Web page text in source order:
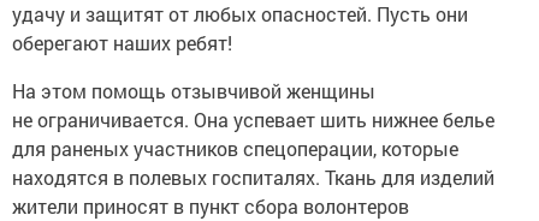
удачу и защитят от любых опасностей. Пусть они
оберегают наших ребят!
На этом помощь отзывчивой женщины
не ограничивается. Она успевает шить нижнее белье
для раненых участников спецоперации, которые
находятся в полевых госпиталях. Ткань для изделий
жители приносят в пункт сбора волонтеров